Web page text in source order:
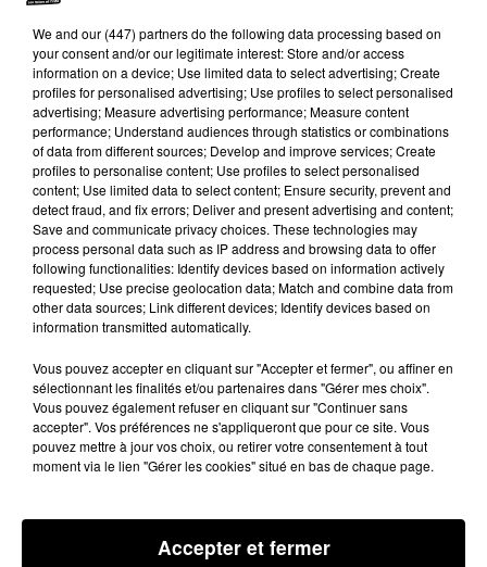
M. Z. était complètement défiguré quand il a été
admis à l’hôpital de Perpignan en mai dernier. Cette
figure du narco trafic toulousain, qui gravite dans la
nébuleuse des Izards a été enlevé, séquestré et torturé
au printemps dernier. Des vidéos de son passage à
tabac avaient été diffusées sur le réseau social
Snapchat, histoire de montrer l’exemple
probablement. Accusé par des rivaux de les avoir
« carottés », comprenez : d’avoir volé de l’argent ou
des stupéfiants, M.Z. a vu sa vie défiler et s’en est sorti
par miracle.
Après avoir été méthodiquement tabassé, ses
ravisseurs voulaient le conduire en Espagne via les
Pyrénées-Orientales. Pour l’éliminer purement et
simplement comme dans les films sur la mafia ?
Possible. Heureusement pour lui, ce délinquant
multirécidiviste a réussi à échapper à la vigilance de
Les policiers de l’antenne de la PJ de Perpignan le
We and our (447) partnersdo the following data processing based on
your consent and/or our legitimate interest: Store and/or access
information on a device; Use limited data to select advertising; Create
profiles for personalised advertising; Use profiles to select personalised
advertising; Measure advertising performance; Measure content
performance; Understand audiences through statistics or combinations
of data from different sources; Develop and improve services; Create
profiles to personalise content; Use profiles to select personalised
content; Use limited data to select content; Ensure security, prevent and
detect fraud, and fix errors; Deliver and present advertising and content;
Save and communicate privacy choices. These technologies may
process personal data such as IP address and browsing data to offer
following functionalities: Identify devices based on information actively
requested; Use precise geolocation data; Match and combine data from
other data sources; Link different devices; Identify devices based on
information transmitted automatically.
Vous pouvez accepter en cliquant sur "Accepter et fermer", ou affiner en
sélectionnant les finalités et/ou partenaires dans "Gérer mes choix".
Vous pouvez également refuser en cliquant sur "Continuer sans
accepter". Vos préférences ne s'appliqueront que pour ce site. Vous
pouvez mettre à jour vos choix, ou retirer votre consentement à tout
moment via le lien "Gérer les cookies" situé en bas de chaque page.
Accepter et fermer